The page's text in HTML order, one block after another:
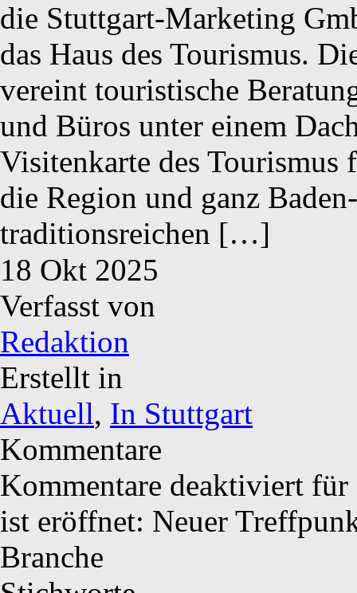
die Stuttgart-Marketing
das Haus des Tourismus.
vereint touristische
und Büros unter einem
Visitenkarte des Tourismus
die Region und ganz
traditionsreichen […]
18 Okt 2025
Verfasst von
Redaktion
Erstellt in
Aktuell, In Stuttgart
Kommentare
Kommentare deaktiviert für
ist eröffnet: Neuer
Branche